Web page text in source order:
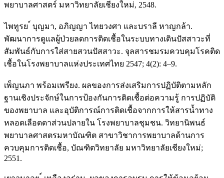
พยาบาลศาสตร์ มหาวิทยาลัยเชียงใหม่, 2548.
ไพทูรย ์ บุญมา, อภิญญา ไทยวงศา และบราลี หาญกล้า.
พัฒนาการดูแลผู้ป่วยลดการติดเชื้อในระบบทางเดินปัสสาวะที่
สัมพันธ์กับการใส่สายสวนปัสสาวะ. จุลสารชมรมควบคุมโรคติด
เชื้อในโรงพยาบาลแห่งประเทศไทย 2547; 4(2): 4–9.
เพ็ญนภา พร้อมเพรียง. ผลของการส่งเสริมการปฏิบัติตามหลัก
ฐานเชิงประจักษ์ในการป้องกันการติดเชื้อต่อความรู้ การปฏิบัติ
ของพยาบาล และอุบัติการณ์การติดเชื้อจากการให้สารน้ำทาง
หลอดเลือดดาส่วนปลายใน โรงพยาบาลชุมชน. วิทยานิพนธ์
พยาบาลศาสตรมหาบัณฑิต สาขาวิชาการพยาบาลด้านการ
ควบคุมการติดเชื้อ, บัณฑิตวิทยาลัย มหาวิทยาลัยเชียงใหม่;
2551.